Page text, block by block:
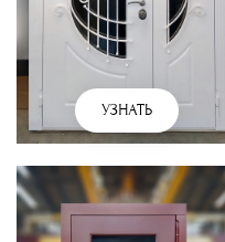
УЗНАТЬ